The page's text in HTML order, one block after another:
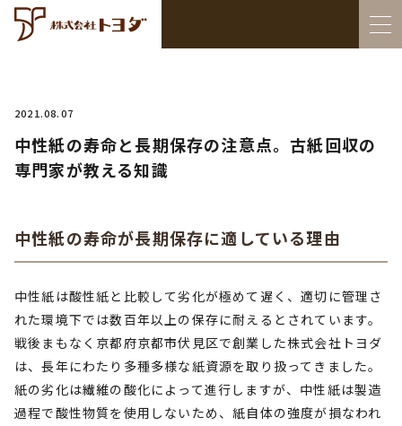
2021.08.07
中性紙の寿命と長期保存の注意点。古紙回収の
専門家が教える知識
中性紙の寿命が長期保存に適している理由
中性紙は酸性紙と比較して劣化が極めて遅く、適切に管理さ
れた環境下では数百年以上の保存に耐えるとされています。
戦後まもなく京都府京都市伏見区で創業した株式会社トヨダ
は、長年にわたり多種多様な紙資源を取り扱ってきました。
紙の劣化は繊維の酸化によって進行しますが、中性紙は製造
過程で酸性物質を使用しないため、紙自体の強度が損なわれ